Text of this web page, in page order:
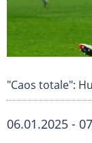
"Caos totale":
06.01.2025 -